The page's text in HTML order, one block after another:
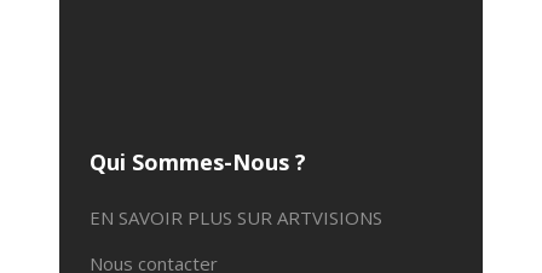
Qui Sommes-Nous ?
EN SAVOIR PLUS SUR ARTVISIONS
Nous contacter